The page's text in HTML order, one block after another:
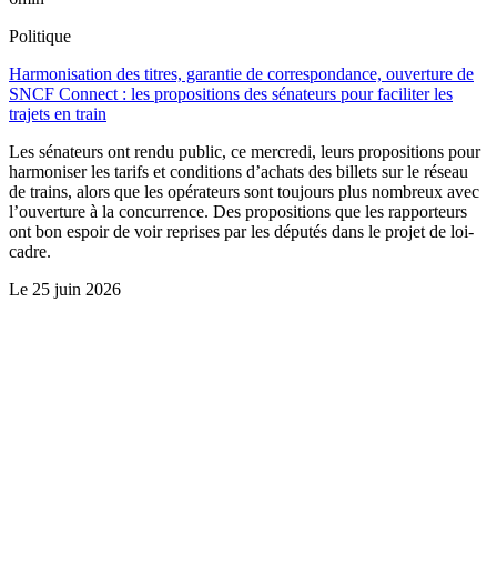
Politique
Harmonisation des titres, garantie de correspondance, ouverture de
SNCF Connect : les propositions des sénateurs pour faciliter les
trajets en train
Les sénateurs ont rendu public, ce mercredi, leurs propositions pour
harmoniser les tarifs et conditions d’achats des billets sur le réseau
de trains, alors que les opérateurs sont toujours plus nombreux avec
l’ouverture à la concurrence. Des propositions que les rapporteurs
ont bon espoir de voir reprises par les députés dans le projet de loi-
cadre.
Le 25 juin 2026